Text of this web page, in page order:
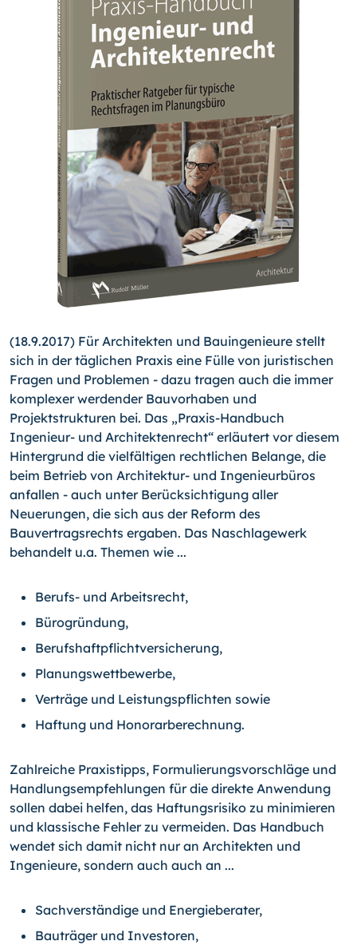
(18.9.2017) Für Architekten und Bauingenieure stellt
sich in der täglichen Praxis eine Fülle von juristischen
Fragen und Problemen - dazu tragen auch die immer
komplexer werdender Bauvorhaben und
Projektstrukturen bei. Das „Praxis-Handbuch
Ingenieur- und Architektenrecht“ erläutert vor diesem
Hintergrund die vielfältigen rechtlichen Belange, die
beim Betrieb von Architektur- und Ingenieurbüros
anfallen - auch unter Berücksichtigung aller
Neuerungen, die sich aus der Reform des
Bauvertragsrechts ergaben. Das Naschlagewerk
behandelt u.a. Themen wie ...
Berufs- und Arbeitsrecht,
Bürogründung,
Berufshaftpflichtversicherung,
Planungswettbewerbe,
Verträge und Leistungspflichten sowie
Haftung und Honorarberechnung.
Zahlreiche Praxistipps, Formulierungsvorschläge und
Handlungsempfehlungen für die direkte Anwendung
sollen dabei helfen, das Haftungsrisiko zu minimieren
und klassische Fehler zu vermeiden. Das Handbuch
wendet sich damit nicht nur an Architekten und
Ingenieure, sondern auch auch an ...
Sachverständige und Energieberater,
Bauträger und Investoren,